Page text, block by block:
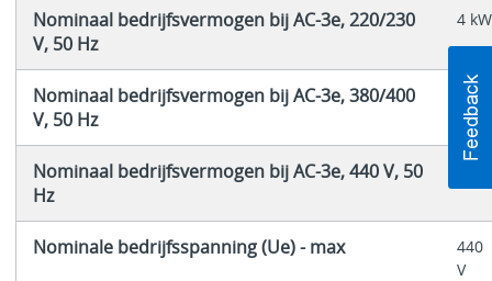
Nominaal bedrijfsvermogen bij AC-3e, 220/230
V, 50 Hz
4 kW
Nominaal bedrijfsvermogen bij AC-3e, 380/400
V, 50 Hz
7.5
kW
Nominaal bedrijfsvermogen bij AC-3e, 440 V, 50
Hz
Nominale bedrijfsspanning (Ue) - max
440
V